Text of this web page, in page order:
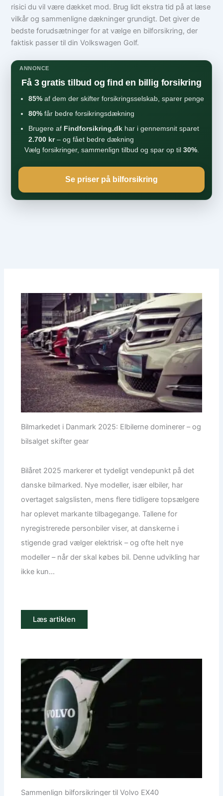
risici du vil være dækket mod. Brug lidt ekstra tid på at læse
vilkår og sammenligne dækninger grundigt. Det giver de
bedste forudsætninger for at vælge en bilforsikring, der
faktisk passer til din Volkswagen Golf.
ANNONCE
Få 3 gratis tilbud og find en billig forsikring
85% af dem der skifter forsikringsselskab, sparer penge
80% får bedre forsikringsdækning
Brugere af Findforsikring.dk har i gennemsnit sparet
2.700 kr– og fået bedre dækning
Vælg forsikringer, sammenlign tilbud og spar op til 30%.
Se priser på bilforsikring
Bilmarkedet i Danmark 2025: Elbilerne dominerer – og
bilsalget skifter gear
Bilåret 2025 markerer et tydeligt vendepunkt på det
danske bilmarked. Nye modeller, især elbiler, har
overtaget salgslisten, mens flere tidligere topsælgere
har oplevet markante tilbagegange. Tallene for
nyregistrerede personbiler viser, at danskerne i
stigende grad vælger elektrisk – og ofte helt nye
modeller – når der skal købes bil. Denne udvikling har
ikke kun...
Læs artiklen
Sammenlign bilforsikringer til Volvo EX40